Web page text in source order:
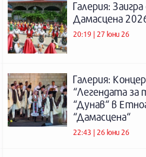
Галерия:
Дамасцена
20:19 | 27 юни 26
Галерия:
“Легендата
“Дунав“ в
“Дамасцена“
22:43 | 26 юни 26